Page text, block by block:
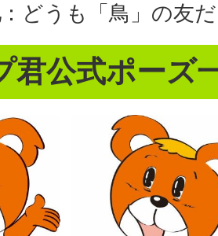
：どうも「鳥」の友
君公式ポーズ